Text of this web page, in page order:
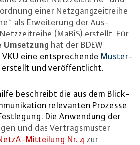
einer Netz­gang­zeit­rei­he
als Er­wei­te­rung der Aus­
(MaBiS) erstellt. Für
hat der BDEW
VKU eine ent­spre­chen­de Mus­ter-
erstellt und ver­öf­fent­licht.
be­schreibt die aus dem Blick­
re­le­van­ten Prozesse
Die Anwendung der
und das Ver­trags­mus­ter
Mit­tei­lung Nr. 4 zur